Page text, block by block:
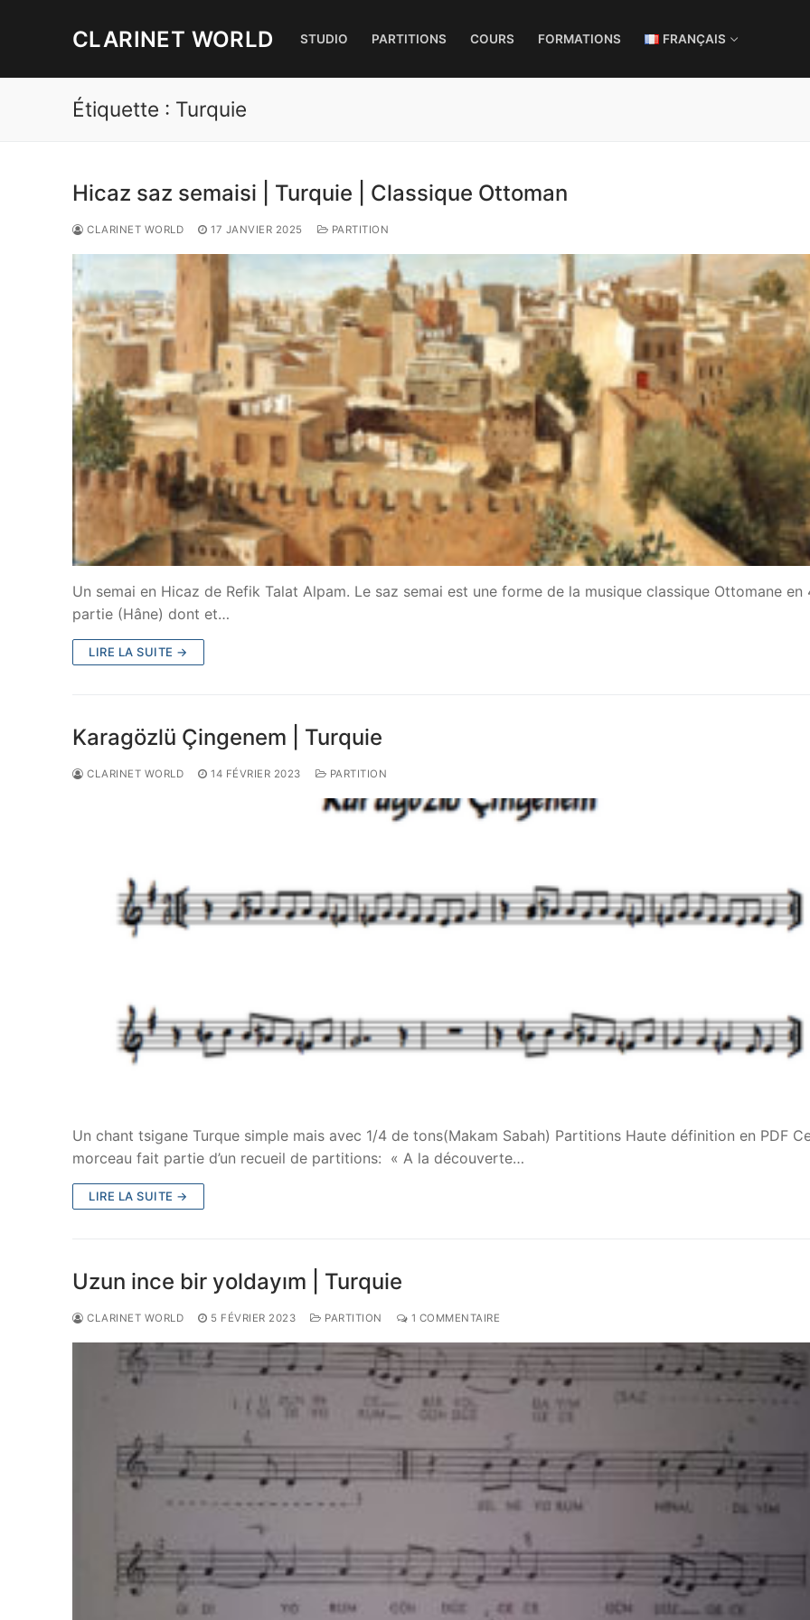
CLARINET WORLD STUDIO PARTITIONS COURS FORMATIONS FRANÇAIS
Étiquette : Turquie
Hicaz saz semaisi | Turquie | Classique Ottoman
CLARINET WORLD 17 JANVIER 2025 PARTITION
Un semai en Hicaz de Refik Talat Alpam. Le saz semai est une forme de la musique classique Ottomane en
partie (Hâne) dont et…
LIRE LA SUITE →
Karagözlü Çingenem | Turquie
CLARINET WORLD 14 FÉVRIER 2023 PARTITION
Un chant tsigane Turque simple mais avec 1/4 de tons(Makam Sabah) Partitions Haute définition en PDF
morceau fait partie d’un recueil de partitions: « A la découverte…
LIRE LA SUITE →
Uzun ince bir yoldayım | Turquie
CLARINET WORLD 5 FÉVRIER 2023 PARTITION 1 COMMENTAIRE